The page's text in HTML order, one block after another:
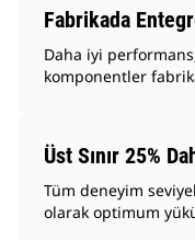
Fabrikada
Daha iyi
komponentler
Üst Sınır 25%
Tüm deneyim
olarak optimum